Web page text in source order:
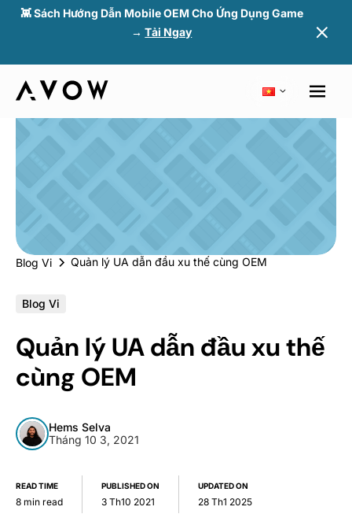
👾 Sách Hướng Dẫn Mobile OEM Cho Ứng Dụng Game
→Tải Ngay
Blog Vi Quản lý UA dẫn đầu xu thế cùng OEM
Blog Vi
Quản lý UA dẫn đầu xu thế
cùng OEM
Hems Selva
Tháng 10 3, 2021
READ TIME
8 min read
PUBLISHED ON
3 Th10 2021
UPDATED ON
28 Th1 2025